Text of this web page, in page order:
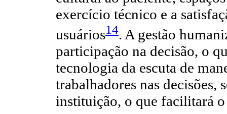
exercício técnico e a
usuários14. A gestão
participação na decisão, o
tecnologia da escuta de
trabalhadores nas decisões,
instituição, o que facilitará